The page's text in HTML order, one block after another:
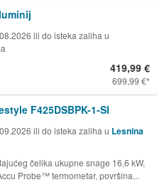
ili do isteka zaliha u
419,99 €
699,99 €
F425DSBPK-1-SI
ili do isteka zaliha u Lesnina
čelika ukupne snage 16,6 kW,
Probe™ termometar, površina...